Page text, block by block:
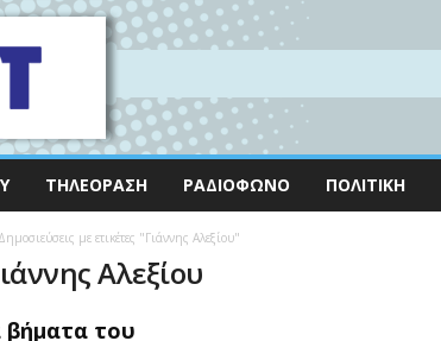
ΤΗΛΕΌΡΑΣΗ ΡΑΔΙΌΦΩΝΟ ΠΟΛΙΤΙΚΉ
Δημοσιεύσεις με ετικέτες "Γιάννης Αλεξίου"
Αλεξίου
βήματα του